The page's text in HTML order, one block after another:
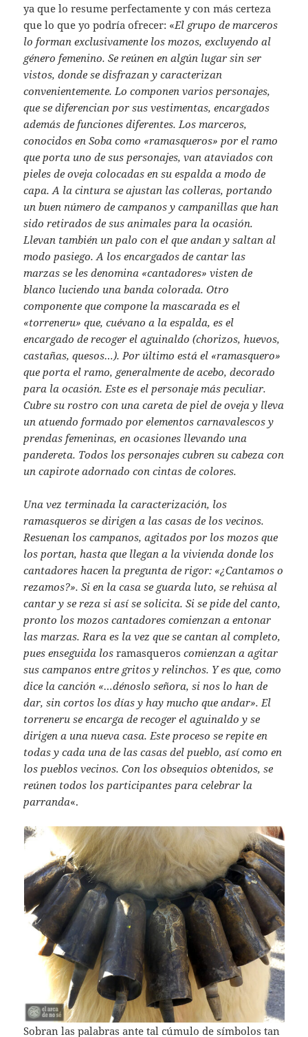
ya que lo resume perfectamente y con más certeza
que lo que yo podría ofrecer: «El grupo de marceros
lo forman exclusivamente los mozos, excluyendo al
género femenino. Se reúnen en algún lugar sin ser
vistos, donde se disfrazan y caracterizan
convenientemente. Lo componen varios personajes,
que se diferencian por sus vestimentas, encargados
además de funciones diferentes. Los marceros,
conocidos en Soba como «ramasqueros» por el ramo
que porta uno de sus personajes, van ataviados con
pieles de oveja colocadas en su espalda a modo de
capa. A la cintura se ajustan las colleras, portando
un buen número de campanos y campanillas que han
sido retirados de sus animales para la ocasión.
Llevan también un palo con el que andan y saltan al
modo pasiego. A los encargados de cantar las
marzas se les denomina «cantadores» visten de
blanco luciendo una banda colorada. Otro
componente que compone la mascarada es el
«torreneru» que, cuévano a la espalda, es el
encargado de recoger el aguinaldo (chorizos, huevos,
castañas, quesos…). Por último está el «ramasquero»
que porta el ramo, generalmente de acebo, decorado
para la ocasión. Este es el personaje más peculiar.
Cubre su rostro con una careta de piel de oveja y lleva
un atuendo formado por elementos carnavalescos y
prendas femeninas, en ocasiones llevando una
pandereta. Todos los personajes cubren su cabeza con
un capirote adornado con cintas de colores.
Una vez terminada la caracterización, los
ramasqueros se dirigen a las casas de los vecinos.
Resuenan los campanos, agitados por los mozos que
los portan, hasta que llegan a la vivienda donde los
cantadores hacen la pregunta de rigor: «¿Cantamos o
rezamos?». Si en la casa se guarda luto, se rehúsa al
cantar y se reza si así se solicita. Si se pide del canto,
pronto los mozos cantadores comienzan a entonar
las marzas. Rara es la vez que se cantan al completo,
pues enseguida losramasqueroscomienzan a agitar
sus campanos entre gritos y relinchos. Y es que, como
dice la canción «…dénoslo señora, si nos lo han de
dar, sin cortos los días y hay mucho que andar». El
torreneru se encarga de recoger el aguinaldo y se
dirigen a una nueva casa. Este proceso se repite en
todas y cada una de las casas del pueblo, así como en
los pueblos vecinos. Con los obsequios obtenidos, se
reúnen todos los participantes para celebrar la
parranda«.
Sobran las palabras ante tal cúmulo de símbolos tan